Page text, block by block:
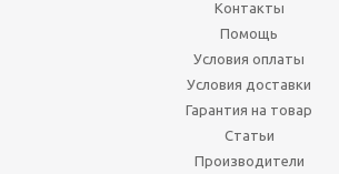
Контакты
Помощь
Условия оплаты
Условия доставки
Гарантия на товар
Статьи
Производители